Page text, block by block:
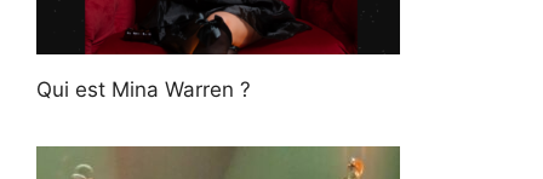
Qui est Mina Warren ?